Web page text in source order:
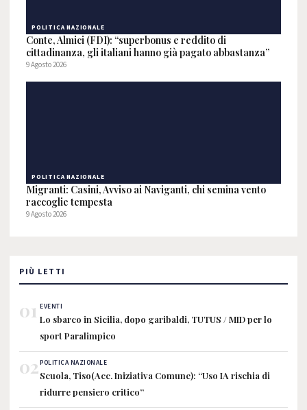
POLITICA NAZIONALE
Conte, Almici (FDI): “superbonus e reddito di
cittadinanza, gli italiani hanno già pagato abbastanza”
9 Agosto 2026
POLITICA NAZIONALE
Migranti: Casini, Avviso ai Naviganti, chi semina vento
raccoglie tempesta
9 Agosto 2026
PIÙ LETTI
01 EVENTI
Lo sbarco in Sicilia, dopo garibaldi, TUTUS / MID per lo
sport Paralimpico
02POLITICA NAZIONALE
Scuola, Tiso(Acc. Iniziativa Comune): “Uso IA rischia di
ridurre pensiero critico”